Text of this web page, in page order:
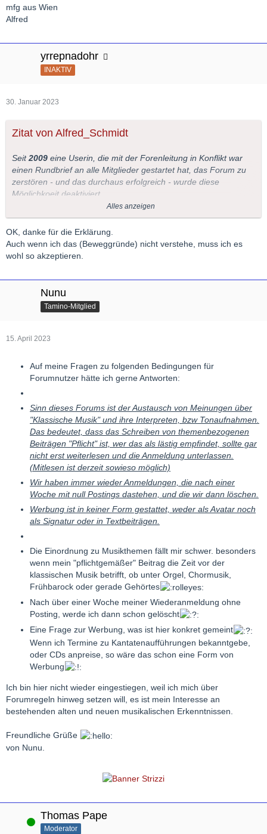
mfg aus Wien
Alfred
yrrepnadohr
INAKTIV
30. Januar 2023
Zitat von Alfred_Schmidt
Seit2009 eine Userin, die mit der Forenleitung in Konflikt war
einen Rundbrief an alle Mitglieder gestartet hat, das Forum zu
zerstören - und das durchaus erfolgreich - wurde diese
Möglichkoeit deaktiviert.
Es gibt somit auch nicht mehr den verstecketen Austausch von
Raubkopien.
Aus meiner Sicht bringen "persönliche Beziehungen" auch
"persönliche Spannungen" mit sich - die dann in Untergrund
ausgetragen werden und und von uns nicht eingebremst
"Gruppenbildungen " begünstigen, bzw erzeugen:
Bedeutet, Mitglied A droht, aus dem Forum auszutreten, wenn
Mitglied B nicht verbannt wird (und umgekehrt)
-ungeachtet der tatsächlichen Sachlage - durch dick und dünn
Einige andere Foren haben bedienen sich einer ähnlichen
mfg aus Wien
Alfred
Alles anzeigen
OK, danke für die Erklärung.
Auch wenn ich das (Beweggründe) nicht verstehe, muss ich es
wohl so akzeptieren.
Nunu
Tamino-Mitglied
15. April 2023
Auf meine Fragen zu folgenden Bedingungen für
Forumnutzer hätte ich gerne Antworten:
Sinn dieses Forums ist der Austausch von Meinungen über
"Klassische Musik" und ihre Interpreten, bzw Tonaufnahmen.
Das bedeutet, dass das Schreiben von themenbezogenen
Beiträgen "Pflicht" ist, wer das als lästig empfindet, sollte gar
nicht erst weiterlesen und die Anmeldung unterlassen.
(Mitlesen ist derzeit sowieso möglich)
Wir haben immer wieder Anmeldungen, die nach einer
Woche mit null Postings dastehen, und die wir dann löschen.
Werbung ist in keiner Form gestattet, weder als Avatar noch
als Signatur oder in Textbeiträgen.
Die Einordnung zu Musikthemen fällt mir schwer. besonders
wenn mein "pflichtgemäßer" Beitrag die Zeit vor der
klassischen Musik betrifft, ob unter Orgel, Chormusik,
Frühbarock oder gerade Gehörtes
Nach über einer Woche meiner Wiederanmeldung ohne
Posting, werde ich dann schon gelöscht
Eine Frage zur Werbung, was ist hier konkret gemeint
Wenn ich Termine zu Kantatenaufführungen bekanntgebe,
oder CDs anpreise, so wäre das schon eine Form von
Werbung
Ich bin hier nicht wieder eingestiegen, weil ich mich über
Forumregeln hinweg setzen will, es ist mein Interesse an
bestehenden alten und neuen musikalischen Erkenntnissen.
Freundliche Grüße
von Nunu.
Online Thomas Pape
Moderator